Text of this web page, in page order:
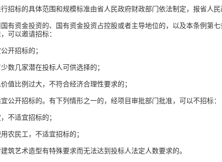
标的具体范围和规模标准由省人民政府财政部门依法制定，报省人民
金投资的、国有资金投资占控股或者主导地位的，以及本条例第七
可以邀请招标：
开招标的；
几家潜在投标人可供选择的；
比例过大，不符合经济合理性要求的；
开招标的。有下列情形之一的，经项目审批部门批准，可以不招标：
不适宜招标的；
民工，不适宜招标的；
艺术造型有特殊要求而无法达到投标人法定人数要求的。